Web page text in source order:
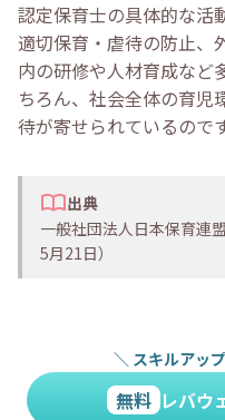
認定保育士の具体的な活
適切保育・虐待の防止、
内の研修や人材育成など
ちろん、社会全体の育児
待が寄せられているのです
出典
一般社団法人日本保育連
5月21日）
＼ スキルアッ
無料 レバウ